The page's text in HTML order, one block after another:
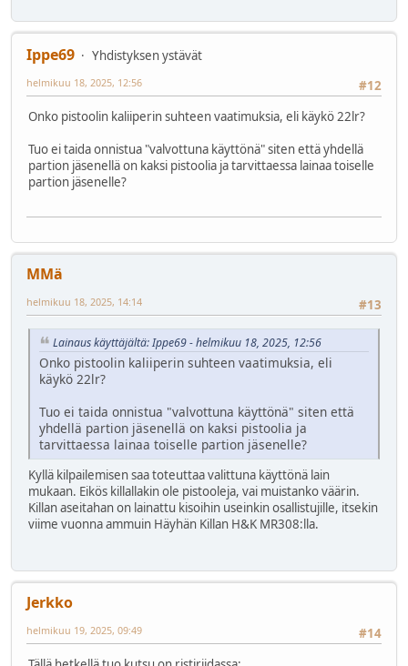
Ippe69
Yhdistyksen ystävät
#12
helmikuu 18, 2025, 12:56
Onko pistoolin kaliiperin suhteen vaatimuksia, eli käykö 22lr?
Tuo ei taida onnistua "valvottuna käyttönä" siten että yhdellä
partion jäsenellä on kaksi pistoolia ja tarvittaessa lainaa toiselle
partion jäsenelle?
MMä
#13
helmikuu 18, 2025, 14:14
Lainaus käyttäjältä: Ippe69 - helmikuu 18, 2025, 12:56
Onko pistoolin kaliiperin suhteen vaatimuksia, eli
käykö 22lr?
Tuo ei taida onnistua "valvottuna käyttönä" siten että
yhdellä partion jäsenellä on kaksi pistoolia ja
tarvittaessa lainaa toiselle partion jäsenelle?
Kyllä kilpailemisen saa toteuttaa valittuna käyttönä lain
mukaan. Eikös killallakin ole pistooleja, vai muistanko väärin.
Killan aseitahan on lainattu kisoihin useinkin osallistujille, itsekin
viime vuonna ammuin Häyhän Killan H&K MR308:lla.
Jerkko
#14
helmikuu 19, 2025, 09:49